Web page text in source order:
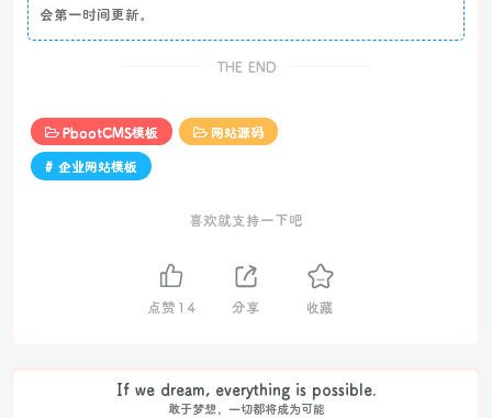
会第一时间更新。
THE END
PbootCMS模板
网站源码
# 企业网站模板
喜欢就支持一下吧
点赞 14 分享 收藏
If we dream, everything is possible.
敢于梦想，一切都将成为可能